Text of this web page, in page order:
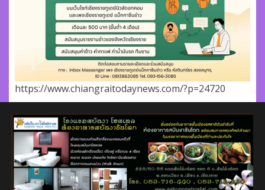
https://www.chiangraitodaynews.com/?p=24720